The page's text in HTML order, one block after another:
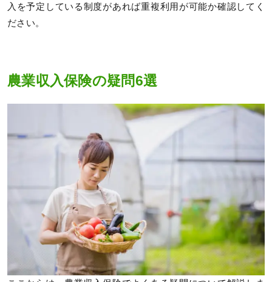
入を予定している制度があれば重複利用が可能か確認してく
ださい。
農業収入保険の疑問6選